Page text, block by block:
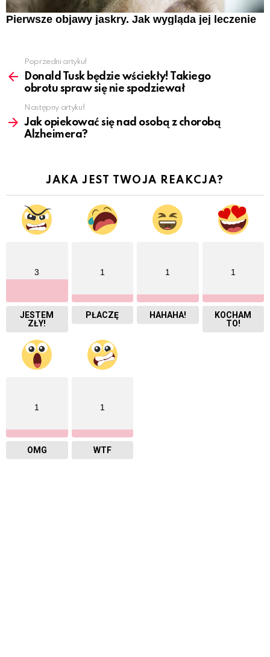
Pierwsze objawy jaskry. Jak wygląda jej leczenie
more
Poprzedni artykuł
Donald Tusk będzie wściekły! Takiego
obrotu spraw się nie spodziewał
Następny artykuł
Jak opiekować się nad osobą z chorobą
Alzheimera?
JAKA JEST TWOJA REAKCJA?
3
JESTEM
ZŁY!
1
PŁACZĘ
1
HAHAHA!
1
KOCHAM
TO!
1
OMG
1
WTF